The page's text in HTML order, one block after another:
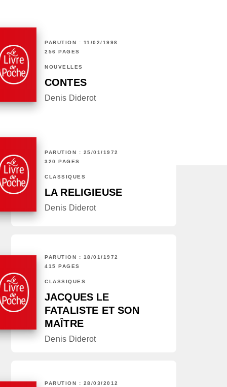
PARUTION : 11/02/1998
256 PAGES
NOUVELLES
CONTES
Denis Diderot
PARUTION : 25/01/1972
320 PAGES
CLASSIQUES
LA RELIGIEUSE
Denis Diderot
PARUTION : 18/01/1972
415 PAGES
CLASSIQUES
JACQUES LE
FATALISTE ET SON
MAÎTRE
Denis Diderot
PARUTION : 28/03/2012